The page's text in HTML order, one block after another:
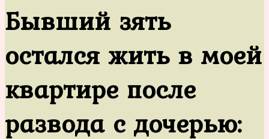
Бывший зять
остался жить в моей
квартире после
развода с дочерью: